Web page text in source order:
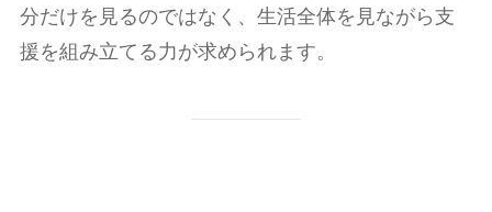
分だけを見るのではなく、生活全体を見ながら支
援を組み立てる力が求められます。